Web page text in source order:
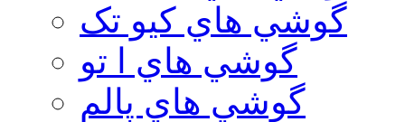
گوشي هاي کیو تک
گوشي هاي ا تو
گوشي هاي پالم